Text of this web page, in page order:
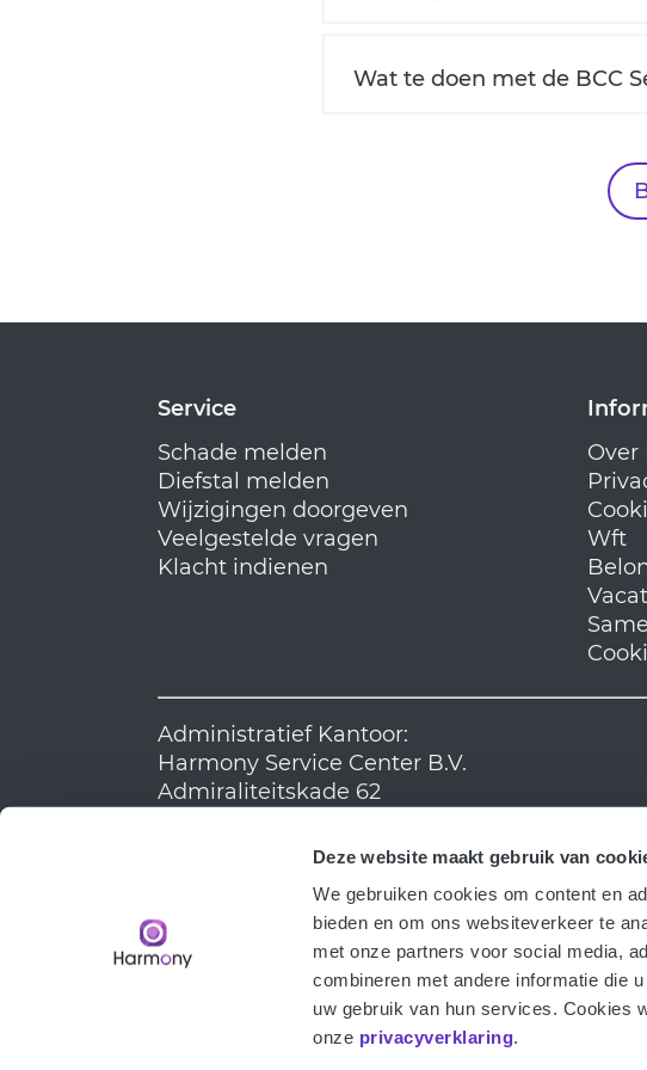
Deze website maakt gebruik van
We gebruiken cookies om content en
bieden en om ons websiteverkeer te
met onze partners voor social media,
combineren met andere informatie die
uw gebruik van hun services. Cookies
onze privacyverklaring.
Wat te doen met de BCC
Service
Schade melden
Diefstal melden
Wijzigingen doorgeven
Veelgestelde vragen
Klacht indienen
Over
Wft
Administratief Kantoor:
Harmony Service Center B.V.
Admiraliteitskade 62